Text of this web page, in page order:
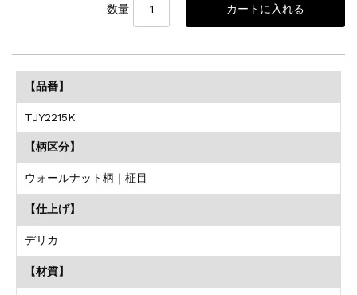
数量
【品番】
TJY2215K
【柄区分】
ウォールナット柄｜柾目
【仕上げ】
デリカ
【材質】